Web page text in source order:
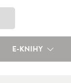
E-KNIHY